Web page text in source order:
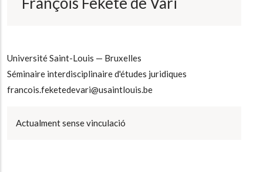
Université Saint-Louis — Bruxelles
Séminaire interdisciplinaire d'études juridiques
francois.feketedevari@usaintlouis.be
Actualment sense vinculació